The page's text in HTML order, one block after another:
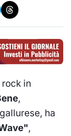
in
,
ha
,